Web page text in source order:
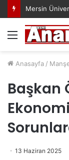
Menü
Anasayfa /
Başkan
13 Haziran 2025